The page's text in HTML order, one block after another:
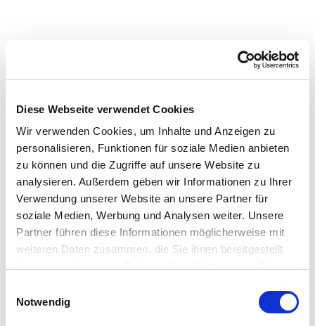
Diese Webseite verwendet Cookies
Wir verwenden Cookies, um Inhalte und Anzeigen zu
personalisieren, Funktionen für soziale Medien anbieten
zu können und die Zugriffe auf unsere Website zu
analysieren. Außerdem geben wir Informationen zu Ihrer
Verwendung unserer Website an unsere Partner für
soziale Medien, Werbung und Analysen weiter. Unsere
Partner führen diese Informationen möglicherweise mit
weiteren Daten zusammen, die Sie ihnen bereitgestellt
Cookies, wenn Sie unsere Webseite weiterhin nutzen.
Notwendig
Pataugeoire